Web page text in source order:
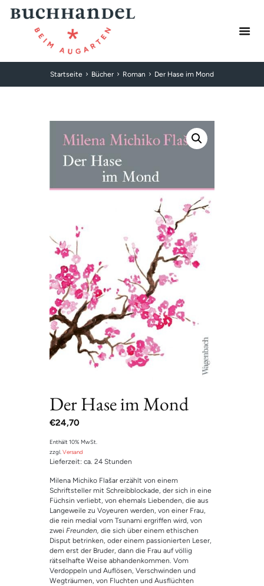
Startseite Bücher Roman Der Hase im Mond
Der Hase im Mond
€24,70
Enthält 10% MwSt.
zzgl.Versand
Lieferzeit: ca. 24 Stunden
Milena Michiko Flašar erzählt von einem
Schriftsteller mit Schreibblockade, der sich in eine
Füchsin verliebt, von ehemals Liebenden, die aus
Langeweile zu Voyeuren werden, von einer Frau,
die rein medial vom Tsunami ergriffen wird, von
zwei Freunden, die sich über einem ethischen
Disput betrinken, oder einem passionierten Leser,
dem erst der Bruder, dann die Frau auf völlig
rätselhafte Weise abhandenkommen. Vom
Verdoppeln und Auflösen, Verschwinden und
Wegträumen, von Fluchten und Ausflüchten